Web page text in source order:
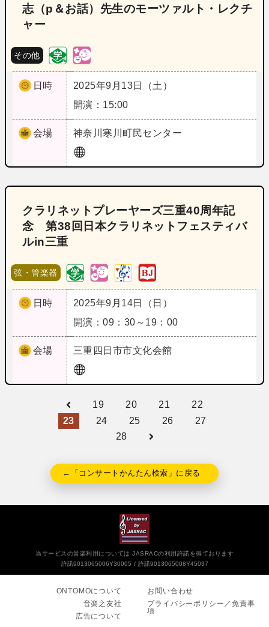
志（p＆お話）先生のモーツァルト・レクチ
ャー
その他
日時
2025年9月13日（土）
開演：15:00
会場 神奈川 寒川町民センター
クラリネットプレーヤーズ三重40周年記
念 第38回日本クラリネットフェスティバ
ルin三重
弦・管楽器
日時
2025年9月14日（日）
開演：09：30～19：00
会場 三重 四日市市文化会館
19 20 21
22
23
24 25 26
27
28
←「コンサートかんたん検索」に戻る
当サービスの音楽利用については JASRACの利用許諾を得ております
許諾9013065006Y30005
許諾9013065008Y45037
ONTOMOについて
音楽之友社
広告について
お問い合わせ
プライバシーポリシー／免責事
項